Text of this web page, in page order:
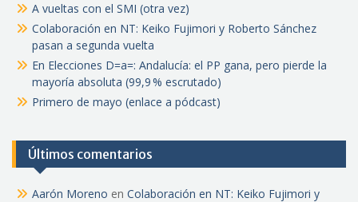
A vueltas con el SMI (otra vez)
Colaboración en NT: Keiko Fujimori y Roberto Sánchez
pasan a segunda vuelta
En Elecciones D=a=: Andalucía: el PP gana, pero pierde la
mayoría absoluta (99,9 % escrutado)
Primero de mayo (enlace a pódcast)
Últimos comentarios
Aarón Moreno en Colaboración en NT: Keiko Fujimori y